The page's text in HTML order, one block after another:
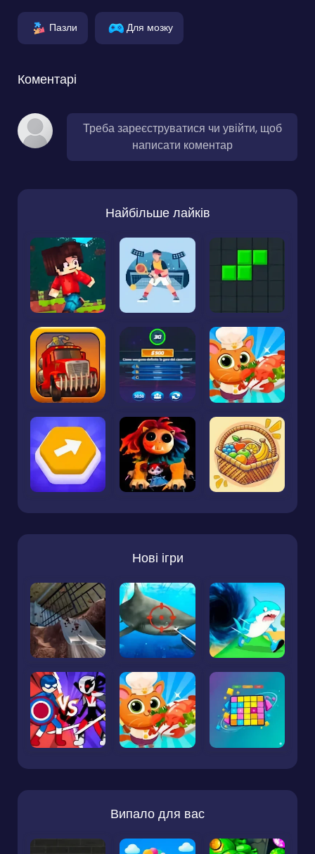
Пазли Для мозку
Коментарі
Треба зареєструватися чи увійти, щоб
написати коментар
Найбільше лайків
Нові ігри
Випало для вас